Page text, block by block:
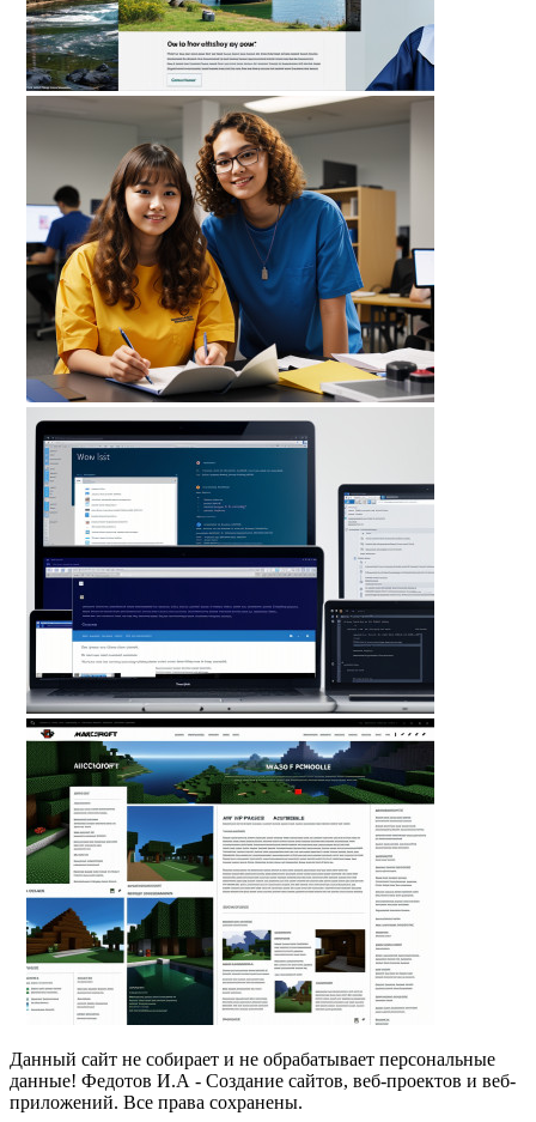
Данный сайт не собирает и не обрабатывает персональные
данные! Федотов И.А - Создание сайтов, веб-проектов и веб-
приложений. Все права сохранены.